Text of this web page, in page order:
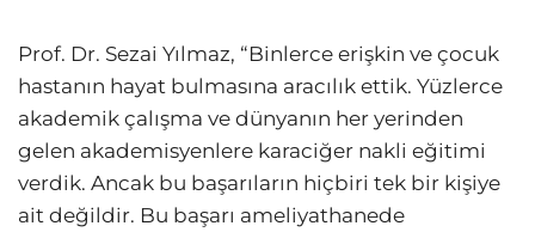
Prof. Dr. Sezai Yılmaz, “Binlerce erişkin ve çocuk
hastanın hayat bulmasına aracılık ettik. Yüzlerce
akademik çalışma ve dünyanın her yerinden
gelen akademisyenlere karaciğer nakli eğitimi
verdik. Ancak bu başarıların hiçbiri tek bir kişiye
ait değildir. Bu başarı ameliyathanede